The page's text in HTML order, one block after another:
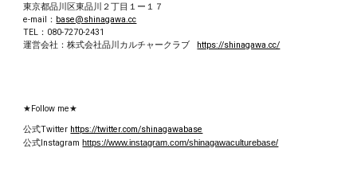
東京都品川区東品川２丁目１ー１７
e-mail： base@shinagawa.cc
TEL：080-7270-2431
運営会社：株式会社品川カルチャークラブ https://shinagawa.cc/
★Follow me★
公式Twitter https://twitter.com/shinagawabase
公式 Instagram https://www.instagram.com/shinagawaculturebase/